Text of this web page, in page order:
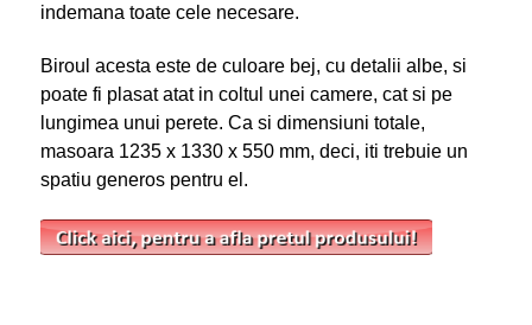
indemana toate cele necesare.
Biroul acesta este de culoare bej, cu detalii albe, si
poate fi plasat atat in coltul unei camere, cat si pe
lungimea unui perete. Ca si dimensiuni totale,
masoara 1235 x 1330 x 550 mm, deci, iti trebuie un
spatiu generos pentru el.